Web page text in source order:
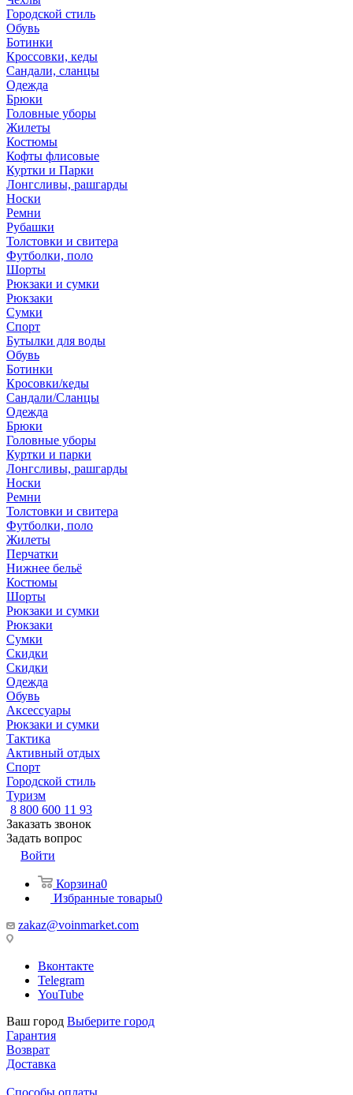
Городской стиль
Обувь
Ботинки
Кроссовки, кеды
Сандали, сланцы
Одежда
Брюки
Головные уборы
Жилеты
Костюмы
Кофты флисовые
Куртки и Парки
Лонгсливы, рашгарды
Носки
Ремни
Рубашки
Толстовки и свитера
Футболки, поло
Шорты
Рюкзаки и сумки
Рюкзаки
Сумки
Спорт
Бутылки для воды
Обувь
Ботинки
Кросовки/кеды
Сандали/Сланцы
Одежда
Брюки
Головные уборы
Куртки и парки
Лонгсливы, рашгарды
Носки
Ремни
Толстовки и свитера
Футболки, поло
Жилеты
Перчатки
Нижнее бельё
Костюмы
Шорты
Рюкзаки и сумки
Рюкзаки
Сумки
Скидки
Скидки
Одежда
Обувь
Аксессуары
Рюкзаки и сумки
Тактика
Активный отдых
Спорт
Городской стиль
Туризм
8 800 600 11 93
Заказать звонок
Задать вопрос
Войти
Корзина0
Избранные товары0
zakaz@voinmarket.com
Вконтакте
Telegram
YouTube
Ваш город Выберите город
Гарантия
Возврат
Доставка
Способы оплаты